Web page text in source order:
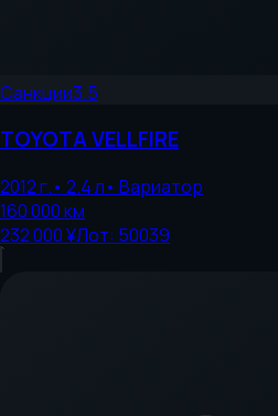
Санкции3.5
TOYOTAVELLFIRE
2012г.• 2.4л• Вариатор
160 000км
232 000 ¥Лот: 50039